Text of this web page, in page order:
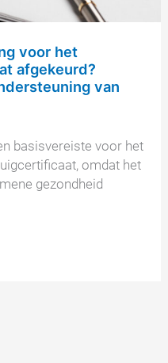
voor het
afgekeurd?
van
basisvereiste voor het
omdat het
gezondheid